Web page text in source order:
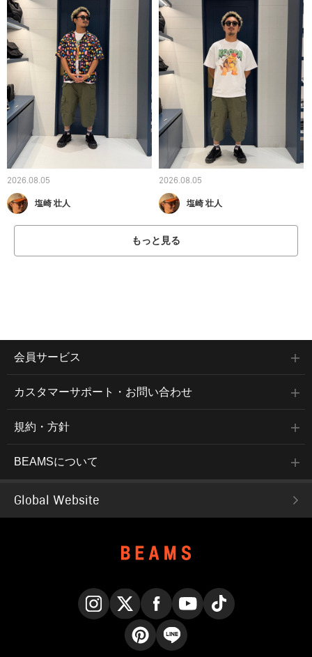
2026.08.05
塩崎 壮人
2026.08.05
塩崎 壮人
もっと見る
会員サービス
カスタマーサポート・お問い合わせ
規約・方針
BEAMSについて
Global Website